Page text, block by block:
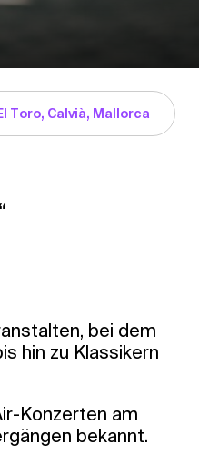
Toro, Calvià, Mallorca
bei dem
hin zu Klassikern
Konzerten am
bekannt.